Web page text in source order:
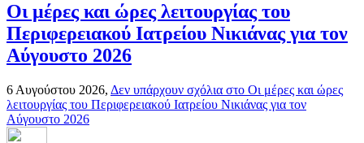
Οι μέρες και ώρες λειτουργίας του
Περιφερειακού Ιατρείου Νικιάνας για τον
Αύγουστο 2026
6 Αυγούστου 2026, Δεν υπάρχουν σχόλια στο Οι μέρες και ώρες
λειτουργίας του Περιφερειακού Ιατρείου Νικιάνας για τον
Αύγουστο 2026